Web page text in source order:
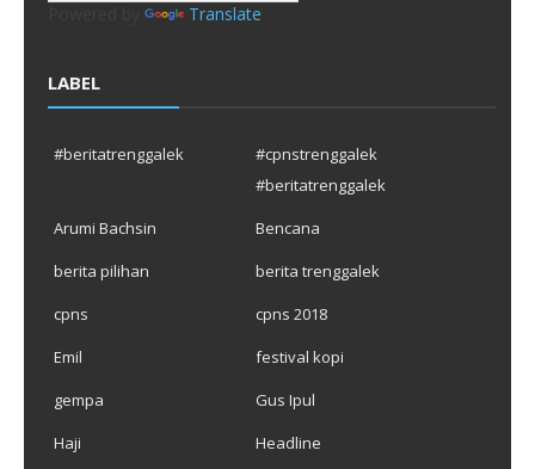
Translate
LABEL
#beritatrenggalek
#cpnstrenggalek
#beritatrenggalek
Arumi Bachsin
Bencana
berita pilihan
berita trenggalek
cpns
cpns 2018
Emil
festival kopi
gempa
Gus Ipul
Haji
Headline